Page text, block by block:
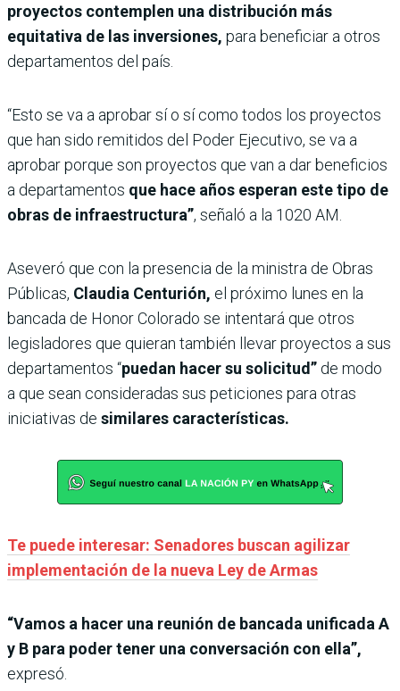
proyectos contemplen una distribución más
equitativa de las inversiones, para beneficiar a otros
departamentos del país.
“Esto se va a aprobar sí o sí como todos los proyectos
que han sido remitidos del Poder Ejecutivo, se va a
aprobar porque son proyectos que van a dar beneficios
a departamentos que hace años esperan este tipo de
obras de infraestructura”, señaló a la 1020 AM.
Aseveró que con la presencia de la ministra de Obras
Públicas, Claudia Centurión, el próximo lunes en la
bancada de Honor Colorado se intentará que otros
legisladores que quieran también llevar proyectos a sus
departamentos “puedan hacer su solicitud” de modo
a que sean consideradas sus peticiones para otras
iniciativas de similares características.
Te puede interesar: Senadores buscan agilizar
implementación de la nueva Ley de Armas
“Vamos a hacer una reunión de bancada unificada A
y B para poder tener una conversación con ella”,
expresó.